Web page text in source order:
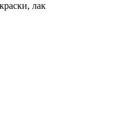
лак